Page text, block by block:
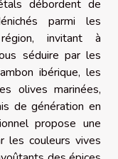
débordent de
parmi les
invitant à
séduire par les
ibérique, les
olives marinées,
de génération en
propose une
les couleurs vives